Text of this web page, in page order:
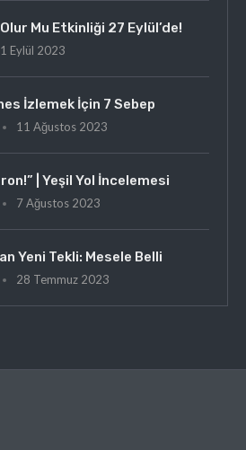
Mu Etkinliği 27 Eylül’de!
Eylül 2023
İzlemek İçin 7 Sebep
11 Ağustos 2023
| Yeşil Yol İncelemesi
7 Ağustos 2023
Yeni Tekli: Mesele Belli
28 Temmuz 2023